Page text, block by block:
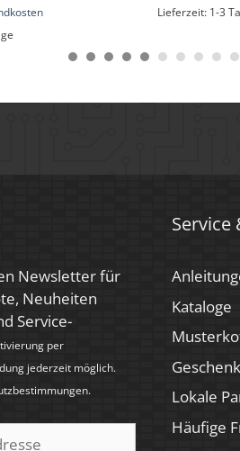
Lieferzeit: 1-3
Newsletter für
Neuheiten
Service-
per
jederzeit möglich.
.
Service
Kataloge
Lokale
Häufige